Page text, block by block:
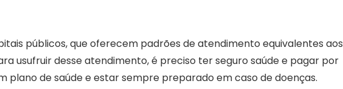
públicos, que oferecem padrões de atendimento equivalentes aos
usufruir desse atendimento, é preciso ter seguro saúde e pagar por
plano de saúde e estar sempre preparado em caso de doenças.